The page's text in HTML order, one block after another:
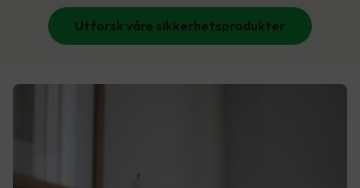
Utforsk våre sikkerhetsprodukter